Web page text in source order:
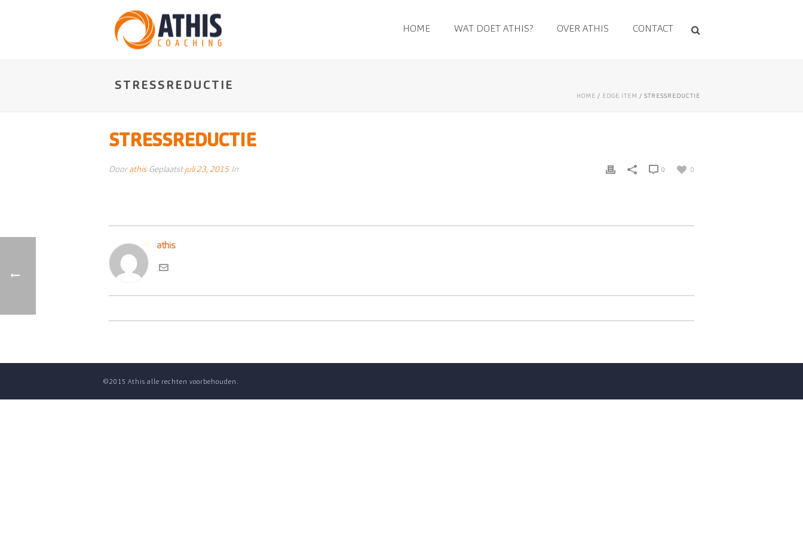
HOME WAT DOET ATHIS? OVER ATHIS CONTACT
STRESSREDUCTIE
HOME / EDGE ITEM / STRESSREDUCTIE
STRESSREDUCTIE
Door athis Geplaatst juli 23, 2015 In 0
0
athis
©2015 Athis alle rechten voorbehouden.